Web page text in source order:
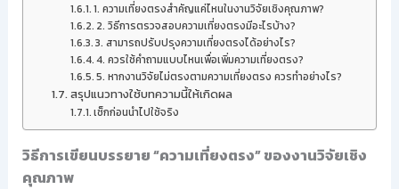
1. ความเที่ยงตรงสำคัญแค่ไหนในงานวิจัยเชิงคุณภาพ?
2. วิธีการตรวจสอบความเที่ยงตรงมีอะไรบ้าง?
3. สามารถปรับปรุงความเที่ยงตรงได้อย่างไร?
4. ควรใช้คำถามแบบไหนเพื่อเพิ่มความเที่ยงตรง?
5. หากงานวิจัยไม่ตรงตามความเที่ยงตรง ควรทำอย่างไร?
สรุปแนวทางใช้บทความนี้ให้เกิดผล
เช็กก่อนนำไปใช้จริง
วิธีการเขียนบรรยาย “ความเที่ยงตรง” ของงานวิจัยเชิง
คุณภาพ